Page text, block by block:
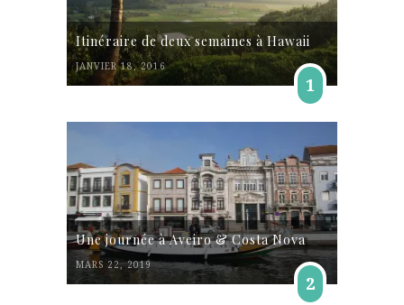
Itinéraire de deux semaines à Hawaii
JANVIER 18, 2016
1
Une journée à Aveiro & Costa Nova
MARS 22, 2019
2